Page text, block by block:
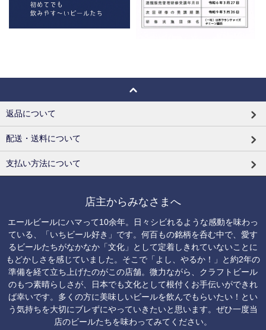
返品について
配送・送料について
支払い方法について
店主からみなさまへ
エールビールにハマって10余年。日々シビれるような感動を味わっ
ている、「いちビール好き」です。何百もの銘柄を呑む中で、愛す
るビールたちがなかなか「文化」として定着しきれていないことに
もどかしさを感じていました。そこで「よし、やるか！」と約2年の
準備を経て立ち上げたのがこの店舗。微力ながら、クラフトビール
のもつ素晴らしさが、日本でも文化として根付くお手伝いができれ
ば幸いです。多くの方に美味しいビールを飲んでもらいたい！とい
う気持ちを大切にブレずにやっていきたいと思います。ぜひ一度当
店のビールたちを味わってみてください。